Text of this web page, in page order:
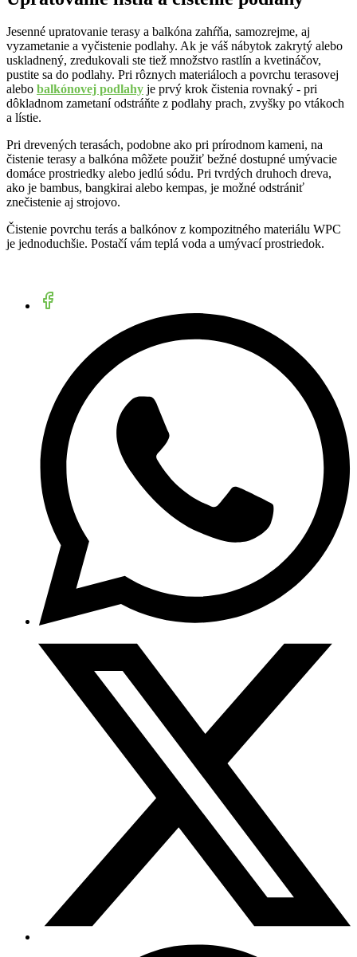
Jesenné upratovanie terasy a balkóna zahŕňa, samozrejme, aj
vyzametanie a vyčistenie podlahy. Ak je váš nábytok zakrytý alebo
uskladnený, zredukovali ste tiež množstvo rastlín a kvetináčov,
pustite sa do podlahy. Pri rôznych materiáloch a povrchu terasovej
alebo balkónovej podlahy je prvý krok čistenia rovnaký - pri
dôkladnom zametaní odstráňte z podlahy prach, zvyšky po vtákoch
a lístie.
Pri drevených terasách, podobne ako pri prírodnom kameni, na
čistenie terasy a balkóna môžete použiť bežné dostupné umývacie
domáce prostriedky alebo jedlú sódu. Pri tvrdých druhoch dreva,
ako je bambus, bangkirai alebo kempas, je možné odstrániť
znečistenie aj strojovo.
Čistenie povrchu terás a balkónov z kompozitného materiálu WPC
je jednoduchšie. Postačí vám teplá voda a umývací prostriedok.